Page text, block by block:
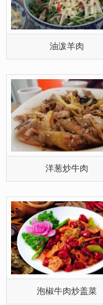
油泼羊肉
洋葱炒牛肉
泡椒牛肉炒盖菜